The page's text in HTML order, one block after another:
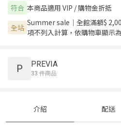
符合 本商品適用 VIP / 購物金折抵
全站
Summer sale｜全館滿額$ 2,000
項不列入計算，依購物車顯示為
P PREVIA
33 件商品
介紹 配送